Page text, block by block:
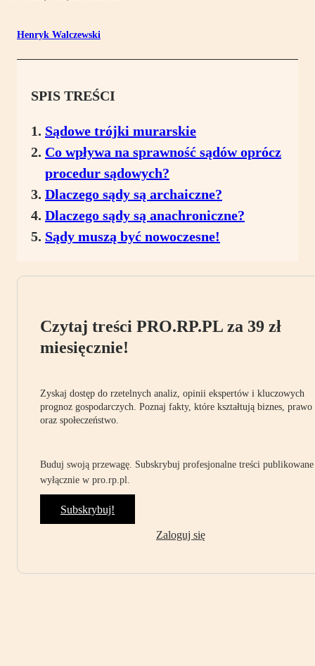
Henryk Walczewski
SPIS TREŚCI
Sądowe trójki murarskie
Co wpływa na sprawność sądów oprócz
procedur sądowych?
Dlaczego sądy są archaiczne?
Dlaczego sądy są anachroniczne?
Sądy muszą być nowoczesne!
Czytaj treści PRO.RP.PL za 39 zł
miesięcznie!
Zyskaj dostęp do rzetelnych analiz, opinii ekspertów i kluczowych
prognoz gospodarczych. Poznaj fakty, które kształtują biznes, prawo
oraz społeczeństwo.
Buduj swoją przewagę. Subskrybuj profesjonalne treści publikowane
wyłącznie w pro.rp.pl.
Subskrybuj!
Zaloguj się